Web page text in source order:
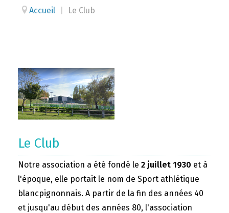
Accueil Le Club
Le Club
Notre association a été fondé le 2 juillet 1930 et à
l'époque, elle portait le nom de Sport athlétique
blancpignonnais. A partir de la fin des années 40
et jusqu'au début des années 80, l'association